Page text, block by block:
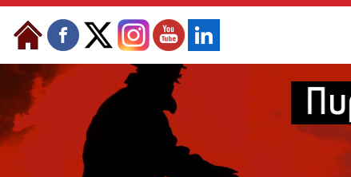
Μετάβαση στο περιεχόμενο